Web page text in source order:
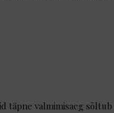
täpne valmimisaeg